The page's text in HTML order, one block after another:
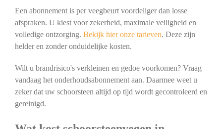
Een abonnement is per veegbeurt voordeliger dan losse
afspraken. U kiest voor zekerheid, maximale veiligheid en
volledige ontzorging. Bekijk hier onze tarieven. Deze zijn
helder en zonder onduidelijke kosten.
Wilt u brandrisico's verkleinen en gedoe voorkomen? Vraag
vandaag het onderhoudsabonnement aan. Daarmee weet u
zeker dat uw schoorsteen altijd op tijd wordt gecontroleerd en
gereinigd.